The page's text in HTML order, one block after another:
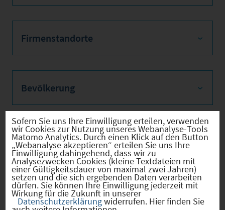
Firmenstandorte
Bevölkerung
Sozialvers. Beschäftigte
Verkehrsinfrastruktur
Sofern Sie uns Ihre Einwilligung erteilen, verwenden
wir Cookies zur Nutzung unseres Webanalyse-Tools
Matomo Analytics. Durch einen Klick auf den Button
„Webanalyse akzeptieren“ erteilen Sie uns Ihre
Einwilligung dahingehend, dass wir zu
Analysezwecken Cookies (kleine Textdateien mit
einer Gültigkeitsdauer von maximal zwei Jahren)
setzen und die sich ergebenden Daten verarbeiten
dürfen. Sie können Ihre Einwilligung jederzeit mit
Wirkung für die Zukunft in unserer
Datenschutzerklärungwiderrufen. Hier finden Sie